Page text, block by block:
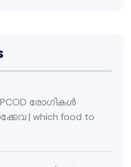
PCOD രോഗികൾ
| which food to